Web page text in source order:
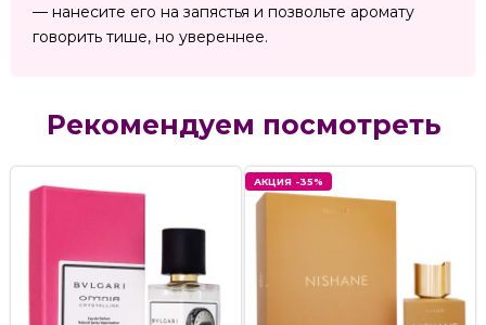
— нанесите его на запястья и позвольте аромату
говорить тише, но увереннее.
Рекомендуем посмотреть
АКЦИЯ -35%